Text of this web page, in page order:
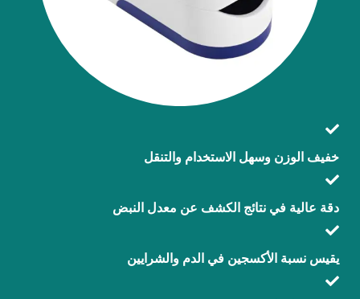
خفيف الوزن وسهل الاستخدام والتنقل
دقة عالية في نتائج الكشف عن معدل النبض
يقيس نسبة الأكسجين في الدم والشرايين